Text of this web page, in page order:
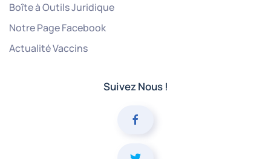
Boîte à Outils Juridique
Notre Page Facebook
Actualité Vaccins
Suivez Nous !